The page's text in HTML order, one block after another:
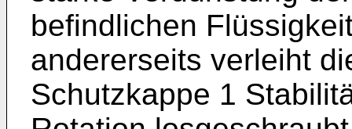
befindlichen
andererseits verleiht
Schutzkappe 1